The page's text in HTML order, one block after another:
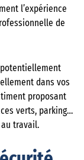
l’expérience
de
dans vos
proposant
verts, parking…
travail.